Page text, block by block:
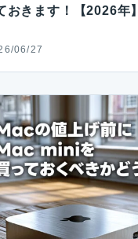
おきます！【2026年】
06/27